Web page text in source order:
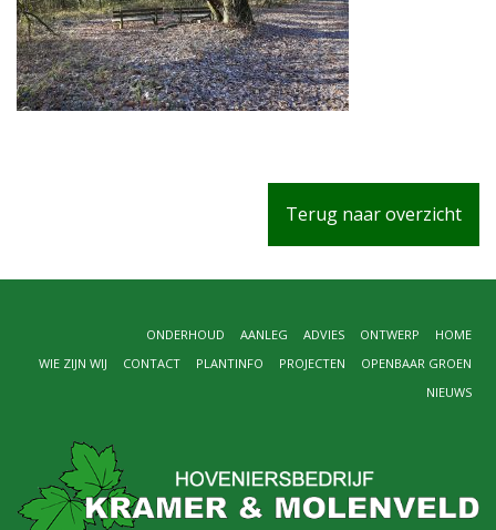
Terug naar overzicht
HOME
ONTWERP
ADVIES
AANLEG
ONDERHOUD
OPENBAAR GROEN
PROJECTEN
PLANTINFO
CONTACT
WIE ZIJN WIJ
NIEUWS